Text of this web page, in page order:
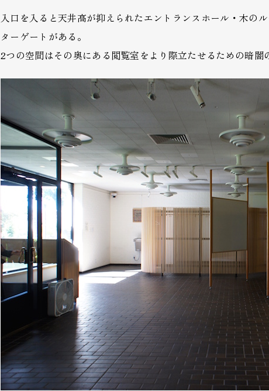
入口を入ると天井高が抑えられたエントランスホール・木の
ターゲートがある。
2つの空間はその奥にある閲覧室をより際立たせるための暗闇